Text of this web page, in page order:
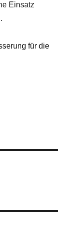
Einsatz
für die